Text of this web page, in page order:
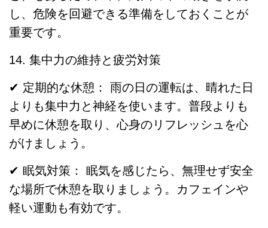
し、危険を回避できる準備をしておくことが
重要です。
14. 集中力の維持と疲労対策
✔ 定期的な休憩： 雨の日の運転は、晴れた日
よりも集中力と神経を使います。普段よりも
早めに休憩を取り、心身のリフレッシュを心
がけましょう。
✔ 眠気対策： 眠気を感じたら、無理せず安全
な場所で休憩を取りましょう。カフェインや
軽い運動も有効です。